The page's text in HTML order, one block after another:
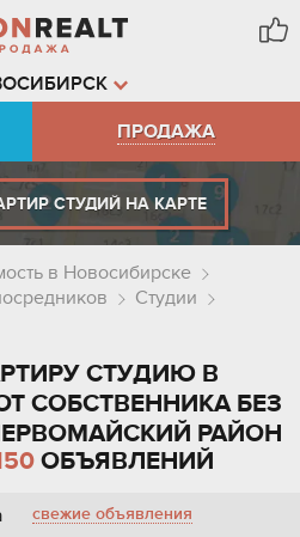
ПРОДАЖА
СТУДИЙ НА КАРТЕ
в Новосибирске
Студии
СТУДИЮ В
СОБСТВЕННИКА БЕЗ
РАЙОН
ОБЪЯВЛЕНИЙ
свежие объявления